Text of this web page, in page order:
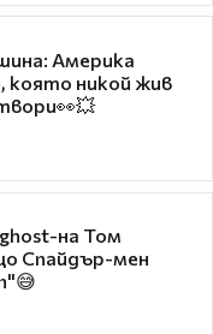
Америка
която никой жив
на Том
Спайдър-мен